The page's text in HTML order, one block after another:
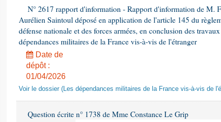
N° 2617 rapport d'information - Rapport d'information de M.
Aurélien Saintoul déposé en application de l'article 145 du
défense nationale et des forces armées, en conclusion des
dépendances militaires de la France vis-à-vis de l'étranger
Date de
dépôt :
01/04/2026
Voir le dossier (Les dépendances militaires de la France vis-à-vis de
Question écrite n° 1738 de Mme Constance Le Grip